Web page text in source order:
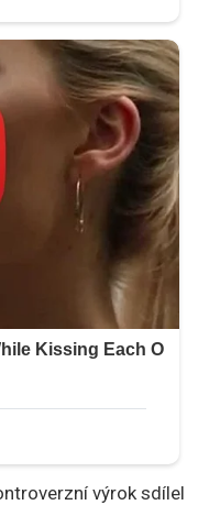
výrok sdílel